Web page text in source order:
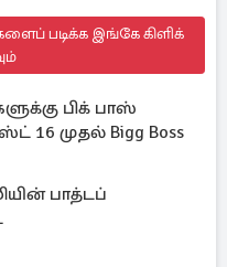
படிக்க இங்கே கிளிக்
பிக் பாஸ்
16 முதல் Bigg Boss
பாத்டப்